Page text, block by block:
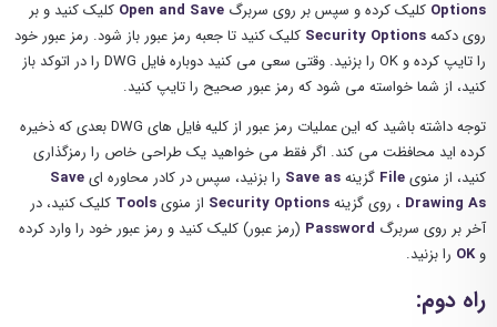
Options کلیک کرده و سپس بر روی سربرگ Open and Save کلیک کنید و بر
روی دکمهSecurity Options کلیک کنید تا جعبه رمز عبور باز شود. رمز عبور خود
را تایپ کرده و OK را بزنید. وقتی سعی می کنید دوباره فایل DWG را در اتوکد باز
کنید، از شما خواسته می شود که رمز عبور صحیح را تایپ کنید.
توجه داشته باشید که این عملیات رمز عبور از کلیه فایل های DWG بعدی که ذخیره
کرده اید محافظت می کند. اگر فقط می خواهید یک طراحی خاص را رمزگذاری
کنید، از منویFile گزینه Save as را بزنید، سپس در کادر محاوره ای Save
Drawing As ، روی گزینه Security Options از منویTools کلیک کنید، در
آخر بر روی سربرگ Password (رمز عبور) کلیک کنید و رمز عبور خود را وارد کرده
وOK را بزنید.
راه دوم: